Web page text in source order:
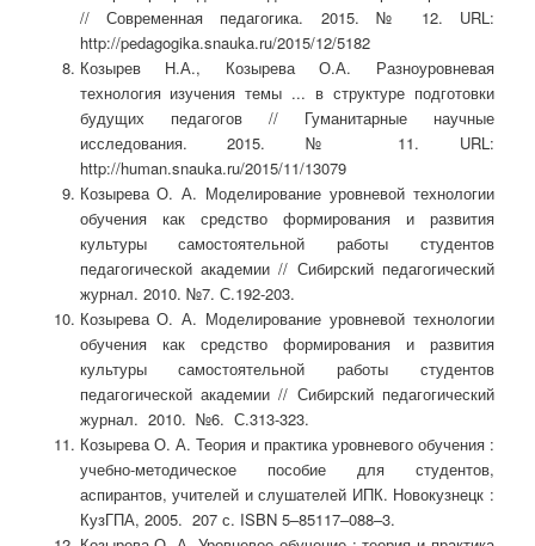
// Современная педагогика. 2015. № 12. URL:
http://pedagogika.snauka.ru/2015/12/5182
Козырев Н.А., Козырева О.А. Разноуровневая
технология изучения темы ... в структуре подготовки
будущих педагогов // Гуманитарные научные
исследования. 2015. № 11. URL:
http://human.snauka.ru/2015/11/13079
Козырева О. А. Моделирование уровневой технологии
обучения как средство формирования и развития
культуры самостоятельной работы студентов
педагогической академии // Сибирский педагогический
журнал. 2010. №7. С.192-203.
Козырева О. А. Моделирование уровневой технологии
обучения как средство формирования и развития
культуры самостоятельной работы студентов
педагогической академии // Сибирский педагогический
журнал. 2010. №6. С.313-323.
Козырева О. А. Теория и практика уровневого обучения :
учебно-методическое пособие для студентов,
аспирантов, учителей и слушателей ИПК. Новокузнецк :
КузГПА, 2005. 207 с. ISBN 5–85117–088–3.